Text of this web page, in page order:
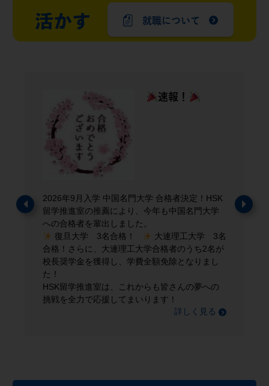
就職について
速報！
月入学 中国名門大学 合格者決定！HSK
室の推薦により、今年も中国名門大学
者を輩出しました。
大学 3名合格！
大連理工大学 3名
らに、大連理工大学合格者のうち2名が
金を獲得し、学費全額免除となりまし
推進室は、これからも皆さんの夢への
力で応援してまいります！
学员了解考试结构、
力。
文化交际及模拟练习
育或希望取得相关资
Previous Next